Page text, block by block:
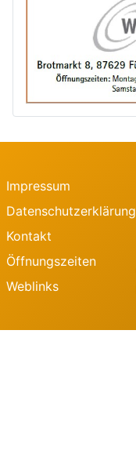
Impressum
Datenschutzerklärung
Kontakt
Öffnungszeiten
Weblinks